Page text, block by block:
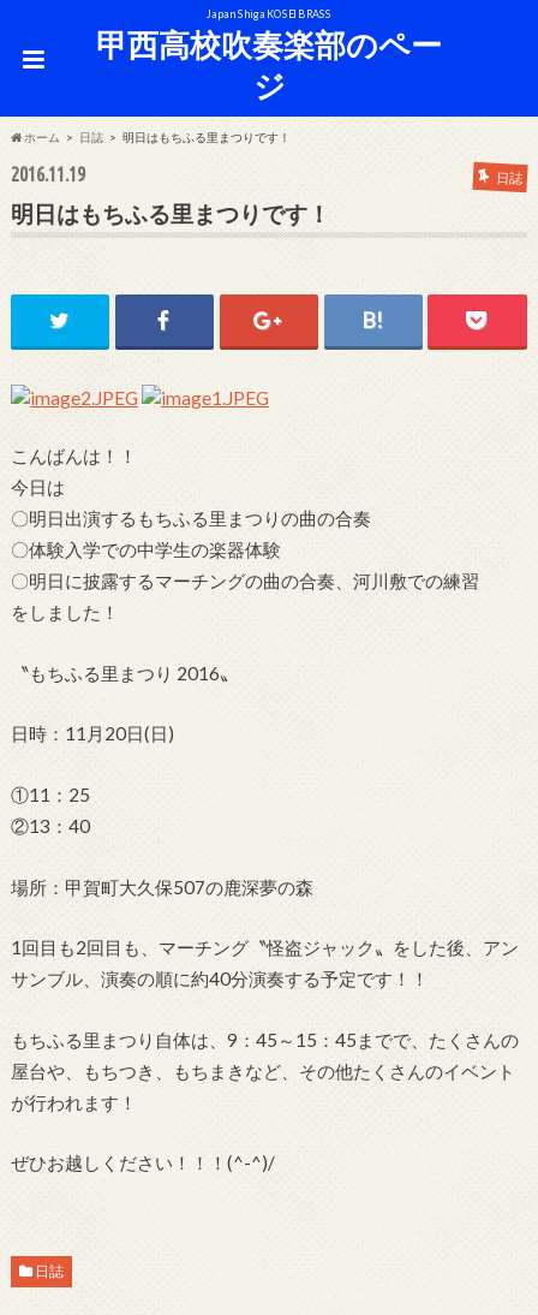
Japan Shiga KOSEI BRASS
甲西高校吹奏楽部のペー
ジ
ホーム 日誌 明日はもちふる里まつりです！
2016.11.19 日誌
明日はもちふる里まつりです！
こんばんは！！
今日は
〇明日出演するもちふる里まつりの曲の合奏
〇体験入学での中学生の楽器体験
〇明日に披露するマーチングの曲の合奏、河川敷での練習
をしました！
〝もちふる里まつり 2016〟
日時：11月20日(日)
①11：25
②13：40
場所：甲賀町大久保507の鹿深夢の森
1回目も2回目も、マーチング〝怪盗ジャック〟をした後、アン
サンブル、演奏の順に約40分演奏する予定です！！
もちふる里まつり自体は、9：45～15：45までで、たくさんの
屋台や、もちつき、もちまきなど、その他たくさんのイベント
が行われます！
ぜひお越しください！！！(^-^)/
日誌